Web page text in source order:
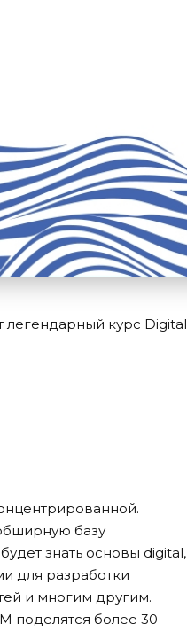
легендарный курс Digital
базу
знать основы digital,
для разработки
и многим другим.
поделятся более 30